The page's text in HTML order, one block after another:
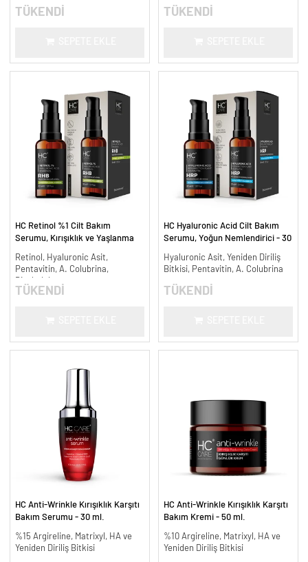
TÜKENDİ TÜKENDİ
HC Retinol %1 Cilt Bakım
Serumu, Kırışıklık ve Yaşlanma
Retinol, Hyaluronic Asit,
Pentavitin, A. Colubrina,
Bisabolol
TÜKENDİ
HC Hyaluronic Acid Cilt Bakım
Serumu, Yoğun Nemlendirici - 30
Hyaluronic Asit, Yeniden Diriliş
Bitkisi, Pentavitin, A. Colubrina
TÜKENDİ
HC Anti-Wrinkle Kırışıklık Karşıtı
Bakım Serumu - 30 ml.
%15 Argireline, Matrixyl, HA ve
Yeniden Diriliş Bitkisi
HC Anti-Wrinkle Kırışıklık Karşıtı
Bakım Kremi - 50 ml.
%10 Argireline, Matrixyl, HA ve
Yeniden Diriliş Bitkisi